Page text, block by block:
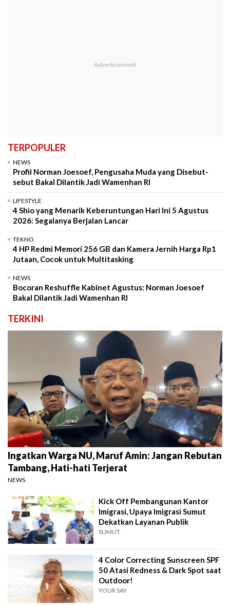
TERPOPULER
NEWS
Profil Norman Joesoef, Pengusaha Muda yang Disebut-
sebut Bakal Dilantik Jadi Wamenhan RI
LIFESTYLE
4 Shio yang Menarik Keberuntungan Hari Ini 5 Agustus
2026: Segalanya Berjalan Lancar
TEKNO
4 HP Redmi Memori 256 GB dan Kamera Jernih Harga Rp1
Jutaan, Cocok untuk Multitasking
NEWS
Bocoran Reshuffle Kabinet Agustus: Norman Joesoef
Bakal Dilantik Jadi Wamenhan RI
TERKINI
Ingatkan Warga NU, Maruf Amin: Jangan Rebutan
Tambang, Hati-hati Terjerat
NEWS
Kick Off Pembangunan Kantor
Imigrasi, Upaya Imigrasi Sumut
Dekatkan Layanan Publik
SUMUT
4 Color Correcting Sunscreen SPF
50 Atasi Redness & Dark Spot saat
Outdoor!
YOUR SAY